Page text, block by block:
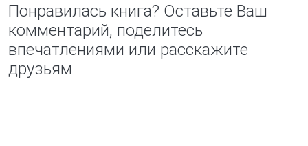
Понравилась книга? Оставьте Ваш
комментарий, поделитесь
впечатлениями или расскажите
друзьям